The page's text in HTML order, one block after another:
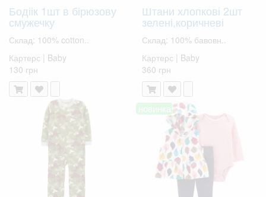
Бодіік 1шт в бірюзову
смужечку
Склад: 100% cotton..
Картерс | Baby
130 грн
Штани хлопкові 2шт
зелені,коричневі
Склад: 100% бавовн..
Картерс | Baby
360 грн
новинка!